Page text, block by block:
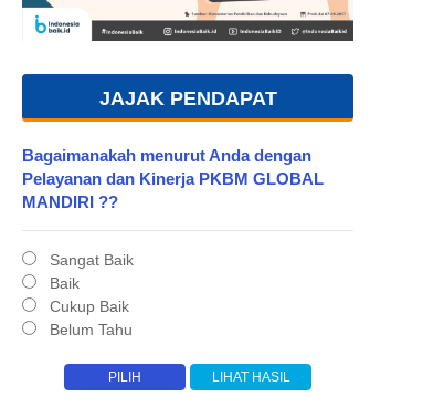
JAJAK PENDAPAT
Bagaimanakah menurut Anda dengan
Pelayanan dan Kinerja PKBM GLOBAL
MANDIRI ??
Sangat Baik
Baik
Cukup Baik
Belum Tahu